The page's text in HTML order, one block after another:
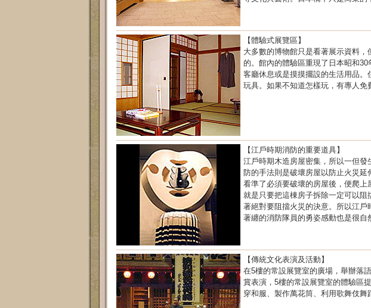
【體驗式展覽區】
大多數的博物館只是看著展示資料
的。館內的體驗區重現了日本昭和
客廳休息或是摸摸擺設的生活用品
玩具。如果不知道怎樣玩，有專人免
【江戶時期消防的重要道具】
江戶時期木造房屋密集，所以一但
防的手法則是破壞房屋以防止火災
看準了必須要破壞的房屋後，便爬
就是只要把這棟房子拆除一定可以
著絕對要阻擋火災的決意。所以江
著纏的消防隊員的勇姿感動也是很自
【傳統文化表演及活動】
在5樓的常設展覽室的廣場，舉辦落
賞表演，5樓的常設展覽室的體驗區
穿和服、製作萬花筒、利用歌舞伎舞